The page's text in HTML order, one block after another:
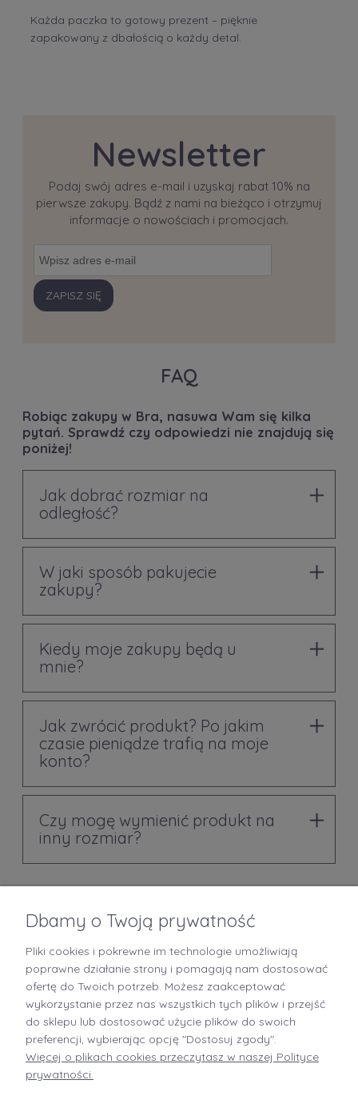
Każda paczka to gotowy prezent – pięknie
zapakowany z dbałością o każdy detal.
Newsletter
Podaj swój adres e-mail i uzyskaj rabat 10% na
pierwsze zakupy. Bądź z nami na bieżąco i otrzymuj
informacje o nowościach i promocjach.
ZAPISZ SIĘ
FAQ
Robiąc zakupy w Bra, nasuwa Wam się kilka
pytań. Sprawdź czy odpowiedzi nie znajdują się
poniżej!
Jak dobrać rozmiar na
odległość?
W jaki sposób pakujecie
zakupy?
Kiedy moje zakupy będą u
mnie?
Jak zwrócić produkt? Po jakim
czasie pieniądze trafią na moje
konto?
Czy mogę wymienić produkt na
inny rozmiar?
+48 519 712 949
kontakt@brastory.pl
(od poniedziałku do piątku, w godzinach 9:00-15:00 oraz w soboty od 9:00-13:00)
Dbamy o Twoją prywatność
Pliki cookies i pokrewne im technologie umożliwiają
poprawne działanie strony i pomagają nam dostosować
ofertę do Twoich potrzeb. Możesz zaakceptować
wykorzystanie przez nas wszystkich tych plików i przejść
do sklepu lub dostosować użycie plików do swoich
preferencji, wybierając opcję "Dostosuj zgody".
Więcej o plikach cookies przeczytasz w naszej Polityce
prywatności.